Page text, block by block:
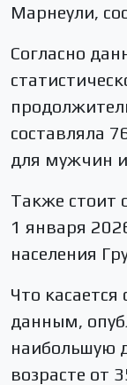
Марнеули,
Согласно
составляла
для мужчин
Также стоит
1 января
населения
Что касается
данным,
наибольшую
возрасте от